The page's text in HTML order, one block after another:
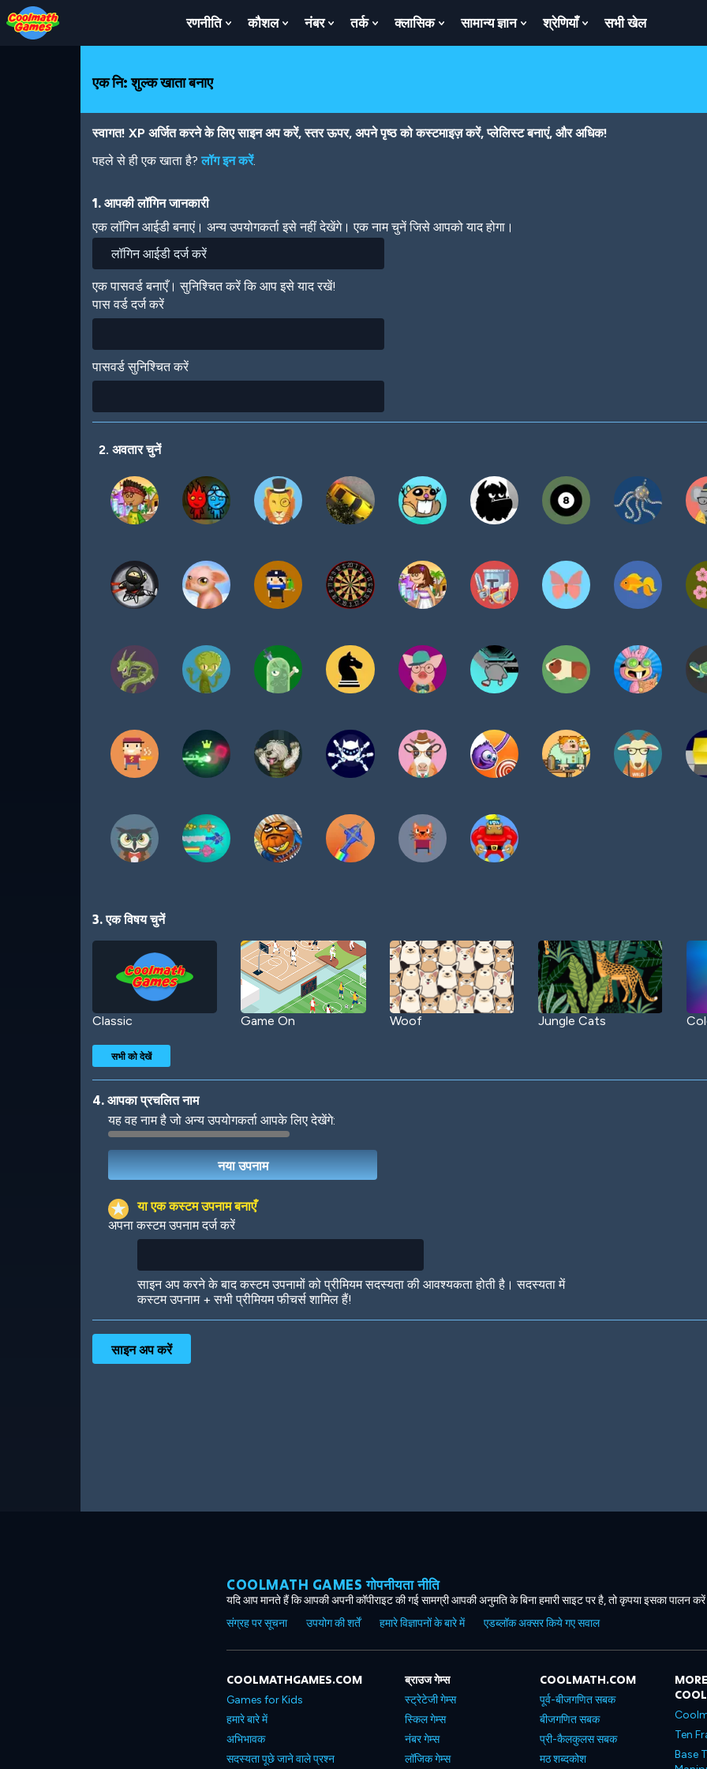
Skip
to
Top
Skip
to
Navigation
Skip
to
Main
Skip
to
Footer
Skip
to
main
रणनीति
Show
Submenu
कौशल
Show
Submenu
नंबर
Show
Submenu
तर्क
Show
Submenu
क्लासिक
Show
Submenu
सामान्य ज्ञान
Show
Submenu
श्रेणियाँ
Show
Submenu
सभी खेल
एक नि: शुल्क खाता बनाए
स्वागत! XP अर्जित करने के लिए साइन अप करें, स्तर ऊपर, अपने पृष्ठ को कस्टमाइज़ करें, प्लेलिस्ट बनाएं, और अधिक!
पहले से ही एक खाता है?लॉग इन करें.
1. आपकी लॉगिन जानकारी
एक लॉगिन आईडी बनाएं। अन्य उपयोगकर्ता इसे नहीं देखेंगे। एक नाम चुनें जिसे आपको याद होगा।
एक पासवर्ड बनाएँ। सुनिश्चित करें कि आप इसे याद रखें!
पास वर्ड दर्ज करें
पासवर्ड सुनिश्चित करें
2. अवतार चुनें
3. एक विषय चुनें
Classic Game On Woof Jungle Cats
Robotic International
सभी को देखें
4. आपका प्रचलित नाम
यह वह नाम है जो अन्य उपयोगकर्ता आपके लिए देखेंगे:
या एक कस्टम उपनाम बनाएँ
अपना कस्टम उपनाम दर्ज करें
साइन अप करने के बाद कस्टम उपनामों को प्रीमियम सदस्यता की आवश्यकता होती है। सदस्यता में
कस्टम उपनाम + सभी प्रीमियम फीचर्स शामिल हैं!
COOLMATH GAMES गोपनीयता नीति
यदि आप मानते हैं कि आपकी अपनी कॉपीराइट की गई सामग्री आपकी अनुमति के बिना हमारी साइट पर है, तो कृपया इसका पालन करें
संग्रह पर सूचना
उपयोग की शर्तें हमारे विज्ञापनों के बारे में एडब्लॉक अक्सर किये गए सवाल
COOLMATHGAMES.COM
Games for Kids
हमारे बारे में
अभिभावक
सदस्यता पूछे जाने वाले प्रश्न
ब्राउज गेम्स
स्ट्रेटेजी गेम्स
स्किल गेम्स
नंबर गेम्स
लॉजिक गेम्स
COOLMATH.COM
पूर्व-बीजगणित सबक
बीजगणित सबक
प्री-कैलकुलस सबक
मठ शब्दकोश
Ten
Base